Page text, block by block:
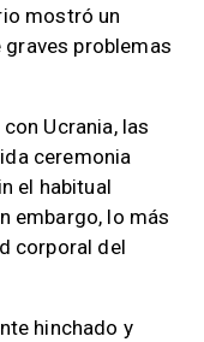
mostró un
problemas
Ucrania, las
ceremonia
el habitual
embargo, lo más
corporal del
hinchado y